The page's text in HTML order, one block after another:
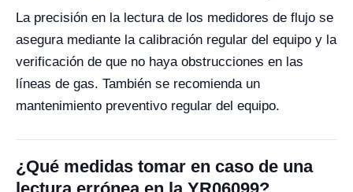
La precisión en la lectura de los medidores de flujo se
asegura mediante la calibración regular del equipo y la
verificación de que no haya obstrucciones en las
líneas de gas. También se recomienda un
mantenimiento preventivo regular del equipo.
¿Qué medidas tomar en caso de una